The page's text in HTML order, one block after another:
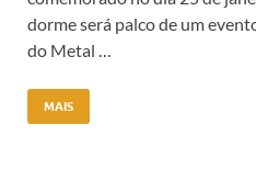
dorme será palco de um
do Metal …
MAIS